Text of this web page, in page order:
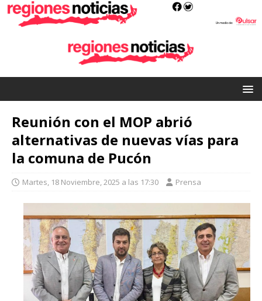
Reunión con el MOP abrió
alternativas de nuevas vías para
la comuna de Pucón
Martes, 18 Noviembre, 2025 a las 17:30 Prensa